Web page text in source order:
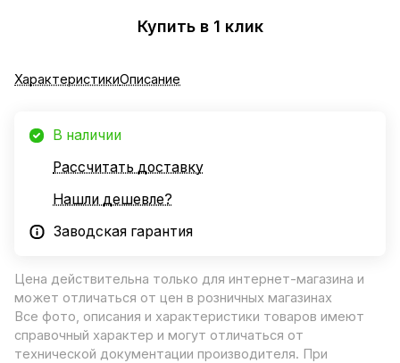
Купить в 1 клик
ХарактеристикиОписание
В наличии
Рассчитать доставку
Нашли дешевле?
Заводская гарантия
Цена действительна только для интернет-магазина и
может отличаться от цен в розничных магазинах
Все фото, описания и характеристики товаров имеют
справочный характер и могут отличаться от
технической документации производителя. При